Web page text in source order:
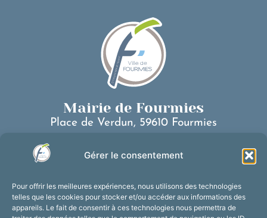
Gérer le consentement
Pour offrir les meilleures expériences, nous utilisons des technologies
telles que les cookies pour stocker et/ou accéder aux informations des
appareils. Le fait de consentir à ces technologies nous permettra de
Mairie de Fourmies
Place de Verdun, 59610 Fourmies
Nous contacter
Du lundi au vendredi :
de 8h30 à 12h et de 13h30 à 17h30